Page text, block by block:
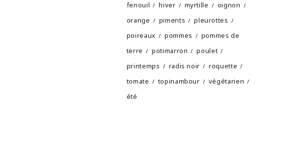
fenouil
hiver myrtille
oignon
orange
piments
pleurottes
poireaux
pommes
pommes de
terre
potimarron
poulet
printemps
radis noir
roquette
tomate
topinambour
végétarien
été